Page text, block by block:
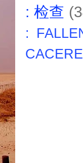
: 检查
: